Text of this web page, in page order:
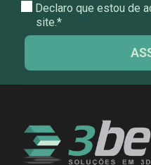
Declaro que estou de
site.*